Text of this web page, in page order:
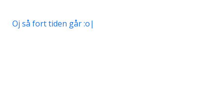
Oj så fort tiden går :o|